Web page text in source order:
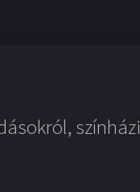
színházi